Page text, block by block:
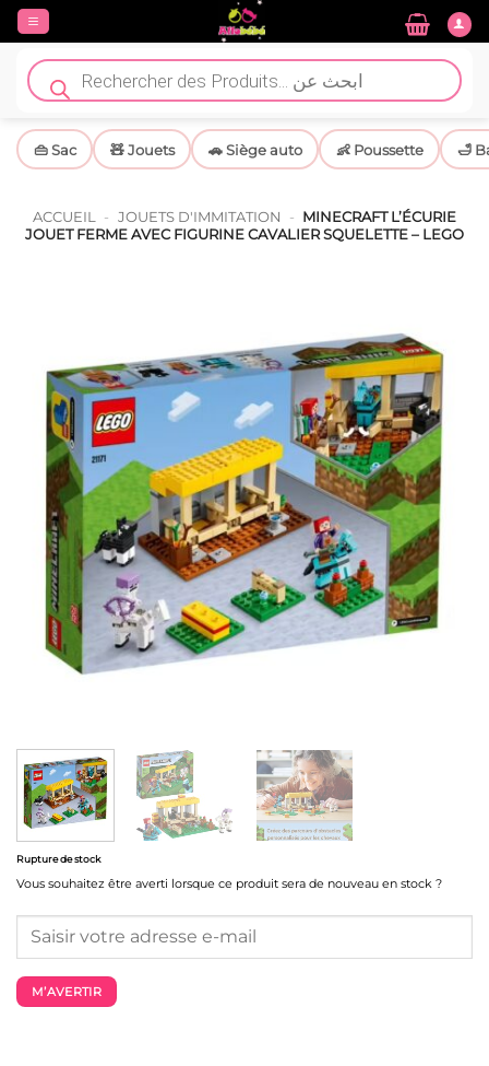
Passer
contenu
Recherche
de
produits
👜 Sac 🧸 Jouets 🚗 Siège auto 👶 Poussette 🛁
ACCUEIL - JOUETS D'IMMITATION - MINECRAFT L’ÉCURIE
JOUET FERME AVEC FIGURINE CAVALIER SQUELETTE – LEGO
Rupture de stock
Vous souhaitez être averti lorsque ce produit sera de nouveau en stock ?
M’AVERTIR